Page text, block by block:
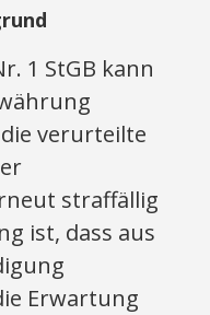
1 StGB kann
verurteilte
straffällig
ist, dass aus
Erwartung